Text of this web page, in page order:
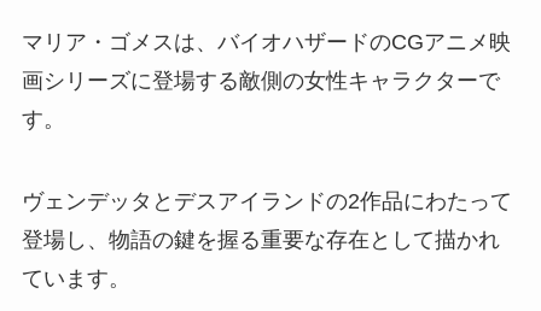
マリア・ゴメスは、バイオハザードのCGアニメ映
画シリーズに登場する敵側の女性キャラクターで
す。
ヴェンデッタとデスアイランドの2作品にわたって
登場し、物語の鍵を握る重要な存在として描かれ
ています。